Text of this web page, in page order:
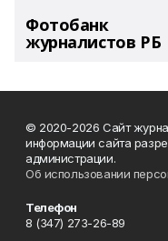
Фотобанк
журналистов РБ
© 2020-2026 Сайт
информации сайта
администрации.
Об использовании
Телефон
8 (347) 273-26-89